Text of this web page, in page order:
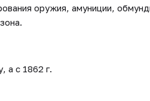
оружия, амуниции,
а с 1862 г.